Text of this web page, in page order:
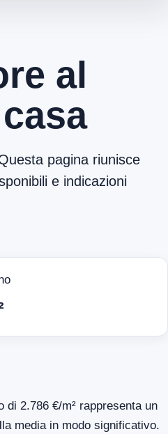
al
pagina riunisce
e indicazioni
2.786 €/m² rappresenta un
media in modo significativo.